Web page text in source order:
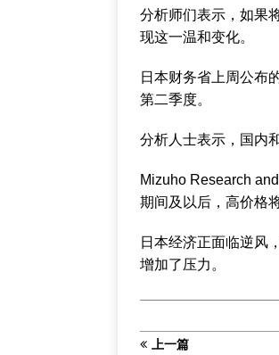
分析师们表示，如果
现这一温和变化。
日本财务省上周公布
第二季度。
分析人士表示，国内
Mizuho Research
期间及以后，高价格
日本经济正面临逆风
增加了压力。
上一篇